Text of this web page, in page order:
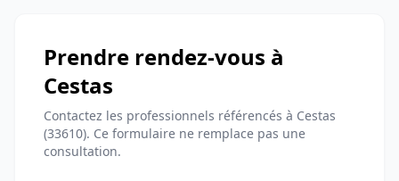
Prendre rendez-vous à
Cestas
Contactez les professionnels référencés à Cestas
(33610). Ce formulaire ne remplace pas une
consultation.